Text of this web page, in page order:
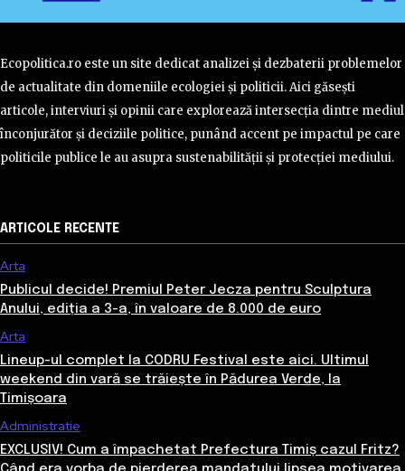
Ecopolitica.ro este un site dedicat analizei și dezbaterii problemelor
de actualitate din domeniile ecologiei și politicii. Aici găsești
articole, interviuri și opinii care explorează intersecția dintre mediul
înconjurător și deciziile politice, punând accent pe impactul pe care
politicile publice le au asupra sustenabilității și protecției mediului.
ARTICOLE RECENTE
Arta
Publicul decide! Premiul Peter Jecza pentru Sculptura
Anului, ediția a 3-a, în valoare de 8.000 de euro
Arta
Lineup-ul complet la CODRU Festival este aici. Ultimul
weekend din vară se trăiește în Pădurea Verde, la
Timișoara
Administratie
EXCLUSIV! Cum a împachetat Prefectura Timiș cazul Fritz?